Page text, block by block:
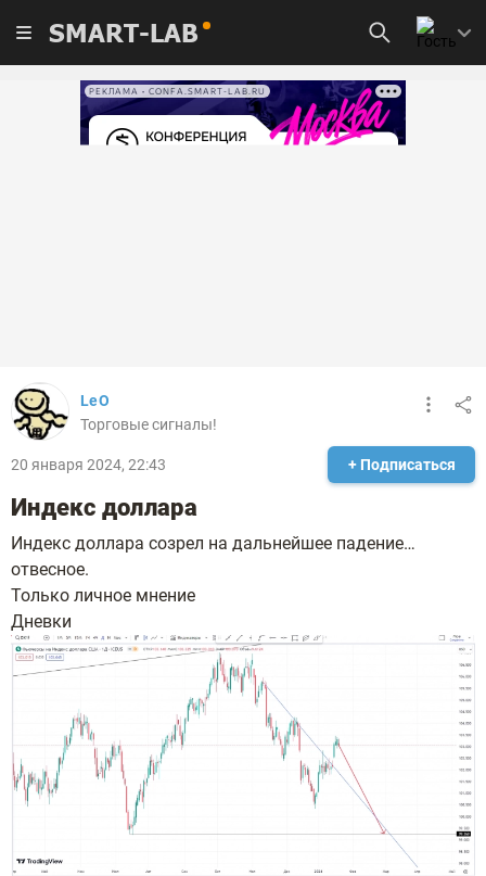
SMART-LAB
РЕКЛАМА • CONFA.SMART-LAB.RU
LeO
Торговые сигналы!
20 января 2024, 22:43 + Подписаться
Индекс доллара
Индекс доллара созрел на дальнейшее падение…
отвесное.
Только личное мнение
Дневки